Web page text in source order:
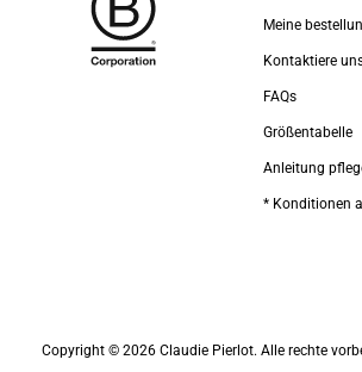
Meine
Kontaktiere
FAQs
Größentabelle
Anleitung
* Konditionen
Copyright © 2026 Claudie Pierlot. Alle rechte